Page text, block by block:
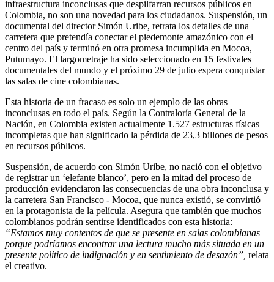
infraestructura inconclusas que despilfarran recursos públicos en
Colombia, no son una novedad para los ciudadanos. Suspensión, un
documental del director Simón Uribe, retrata los detalles de una
carretera que pretendía conectar el piedemonte amazónico con el
centro del país y terminó en otra promesa incumplida en Mocoa,
Putumayo. El largometraje ha sido seleccionado en 15 festivales
documentales del mundo y el próximo 29 de julio espera conquistar
las salas de cine colombianas.
Esta historia de un fracaso es solo un ejemplo de las obras
inconclusas en todo el país. Según la Contraloría General de la
Nación, en Colombia existen actualmente 1.527 estructuras físicas
incompletas que han significado la pérdida de 23,3 billones de pesos
en recursos públicos.
Suspensión, de acuerdo con Simón Uribe, no nació con el objetivo
de registrar un ‘elefante blanco’, pero en la mitad del proceso de
producción evidenciaron las consecuencias de una obra inconclusa y
la carretera San Francisco - Mocoa, que nunca existió, se convirtió
en la protagonista de la película. Asegura que también que muchos
colombianos podrán sentirse identificados con esta historia:
“Estamos muy contentos de que se presente en salas colombianas
porque podríamos encontrar una lectura mucho más situada en un
presente político de indignación y en sentimiento de desazón”, relata
el creativo.